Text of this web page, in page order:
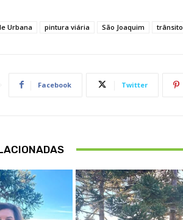
Urbana pintura viária São Joaquim trânsito
Facebook Twitter